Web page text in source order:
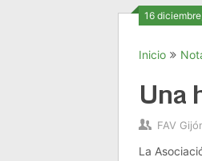
16
Inicio
Una
FAV
La